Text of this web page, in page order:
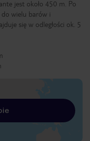
jest około 450 m. Po
wielu barów i
się w odległości ok. 5